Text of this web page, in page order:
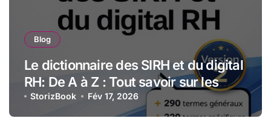
Blog
Le dictionnaire des SIRH et du digital
RH: De A à Z : Tout savoir sur les
technologies et stratégies RH
numériques
StorizBook Fév 17, 2026